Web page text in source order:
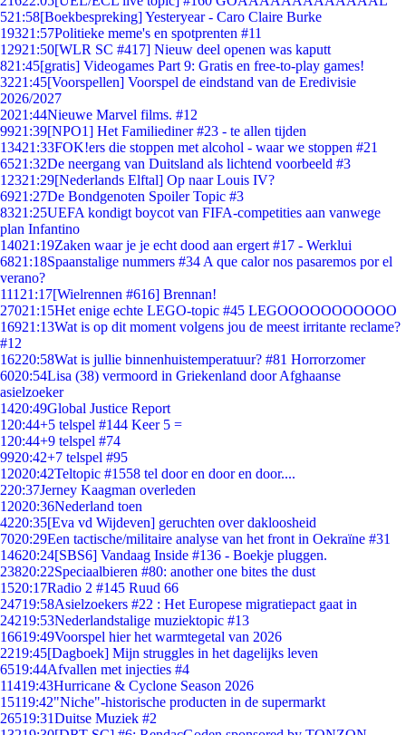
521:58[Boekbespreking] Yesteryear - Caro Claire Burke
19321:57Politieke meme's en spotprenten #11
12921:50[WLR SC #417] Nieuw deel openen was kaputt
821:45[gratis] Videogames Part 9: Gratis en free-to-play games!
3221:45[Voorspellen] Voorspel de eindstand van de Eredivisie
2026/2027
2021:44Nieuwe Marvel films. #12
9921:39[NPO1] Het Familiediner #23 - te allen tijden
13421:33FOK!ers die stoppen met alcohol - waar we stoppen #21
6521:32De neergang van Duitsland als lichtend voorbeeld #3
12321:29[Nederlands Elftal] Op naar Louis IV?
6921:27De Bondgenoten Spoiler Topic #3
8321:25UEFA kondigt boycot van FIFA-competities aan vanwege
plan Infantino
14021:19Zaken waar je je echt dood aan ergert #17 - Werklui
6821:18Spaanstalige nummers #34 A que calor nos pasaremos por el
verano?
111 21:17[Wielrennen #616] Brennan!
27021:15Het enige echte LEGO-topic #45 LEGOOOOOOOOOOO
16921:13Wat is op dit moment volgens jou de meest irritante reclame?
#12
16220:58Wat is jullie binnenhuistemperatuur? #81 Horrorzomer
6020:54Lisa (38) vermoord in Griekenland door Afghaanse
asielzoeker
1420:49Global Justice Report
1 20:44+5 telspel #144 Keer 5 =
1 20:44+9 telspel #74
9920:42+7 telspel #95
12020:42Teltopic #1558 tel door en door en door....
220:37Jerney Kaagman overleden
12020:36Nederland toen
4220:35[Eva vd Wijdeven] geruchten over dakloosheid
7020:29Een tactische/militaire analyse van het front in Oekraïne #31
14620:24[SBS6] Vandaag Inside #136 - Boekje pluggen.
23820:22Speciaalbieren #80: another one bites the dust
1520:17Radio 2 #145 Ruud 66
24719:58Asielzoekers #22 : Het Europese migratiepact gaat in
24219:53Nederlandstalige muziektopic #13
16619:49Voorspel hier het warmtegetal van 2026
2219:45[Dagboek] Mijn struggles in het dagelijks leven
6519:44Afvallen met injecties #4
11419:43Hurricane & Cyclone Season 2026
15119:42"Niche"-historische producten in de supermarkt
26519:31Duitse Muziek #2